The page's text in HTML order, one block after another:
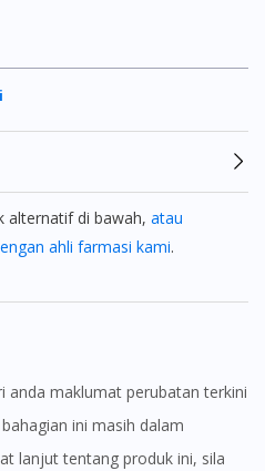
alternatif di bawah,atau
ahli farmasi kami.
anda maklumat perubatan terkini
ini masih dalam
lanjut tentang produk ini, sila